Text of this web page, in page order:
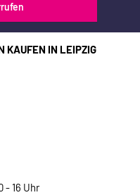
KAUFEN IN LEIPZIG
- 16 Uhr